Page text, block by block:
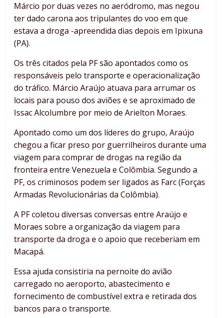
Márcio por duas vezes no aeródromo, mas negou
ter dado carona aos tripulantes do voo em que
estava a droga -apreendida dias depois em Ipixuna
(PA).
Os três citados pela PF são apontados como os
responsáveis pelo transporte e operacionalização
do tráfico. Márcio Araújo atuava para arrumar os
locais para pouso dos aviões e se aproximado de
Issac Alcolumbre por meio de Arielton Moraes.
Apontado como um dos líderes do grupo, Araújo
chegou a ficar preso por guerrilheiros durante uma
viagem para comprar de drogas na região da
fronteira entre Venezuela e Colômbia. Segundo a
PF, os criminosos podem ser ligados as Farc (Forças
Armadas Revolucionárias da Colômbia).
A PF coletou diversas conversas entre Araújo e
Moraes sobre a organização da viagem para
transporte da droga e o apoio que receberiam em
Macapá.
Essa ajuda consistiria na pernoite do avião
carregado no aeroporto, abastecimento e
fornecimento de combustível extra e retirada dos
bancos para o transporte.